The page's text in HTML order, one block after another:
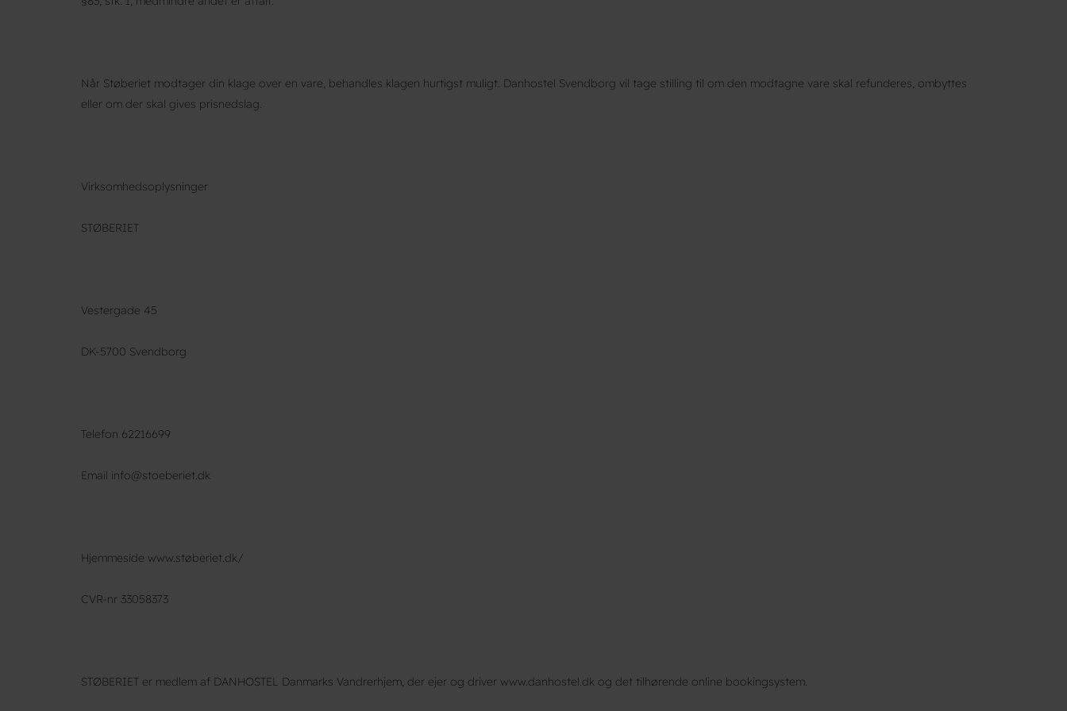
Når Støberiet modtager din klage over en vare, behandles klagen hurtigst muligt. Danhostel Svendborg vil tage stilling til om den modtagne vare skal refunderes, ombyttes
eller om der skal gives prisnedslag.
Virksomhedsoplysninger
STØBERIET
Vestergade 45
DK-5700 Svendborg
Telefon 62216699
Email info@stoeberiet.dk
Hjemmeside www.støberiet.dk/
CVR-nr 33058373
STØBERIET er medlem af DANHOSTEL Danmarks Vandrerhjem, der ejer og driver www.danhostel.dk og det tilhørende online bookingsystem.